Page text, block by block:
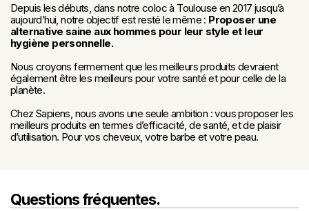
Depuis les débuts, dans notre coloc à Toulouse en 2017 jusqu’à
aujourd’hui, notre objectif est resté le même : Proposer une
alternative saine aux hommes pour leur style et leur
hygiène personnelle.
Nous croyons fermement que les meilleurs produits devraient
également être les meilleurs pour votre santé et pour celle de la
planète.
Chez Sapiens, nous avons une seule ambition : vous proposer les
meilleurs produits en termes d’efficacité, de santé, et de plaisir
d’utilisation. Pour vos cheveux, votre barbe et votre peau.
Questions fréquentes.